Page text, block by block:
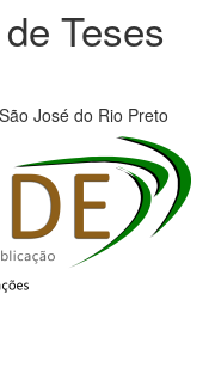
Teses
José do Rio Preto